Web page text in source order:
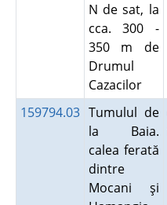
N de sat, la
cca. 300 -
350 m de
Drumul
Cazacilor
159794.03 Tumulul de
la Baia.
calea ferată
dintre
Mocani şi